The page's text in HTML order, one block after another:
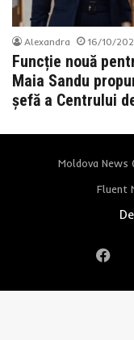
Alexandra 16/10/
Funcție nouă
Maia Sandu
șefă a Centrului
Moldova
Fluent